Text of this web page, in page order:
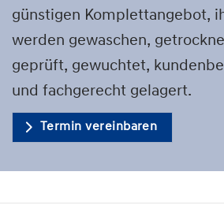
günstigen Komplettangebot,
werden gewaschen,
geprüft, gewuchtet,
und fachgerecht gelagert.
Termin vereinbaren